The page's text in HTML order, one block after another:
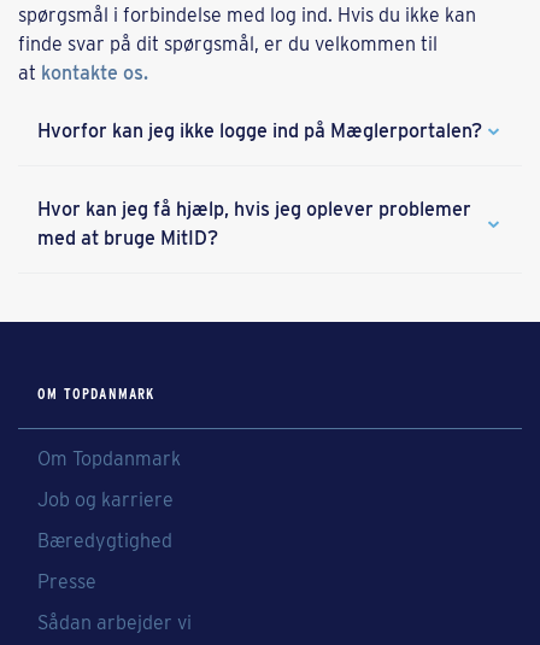
spørgsmål i forbindelse med log ind. Hvis du ikke kan
finde svar på dit spørgsmål, er du velkommen til
at kontakte os.
Hvorfor kan jeg ikke logge ind på Mæglerportalen?
Hvor kan jeg få hjælp, hvis jeg oplever problemer
med at bruge MitID?
OM TOPDANMARK
Om Topdanmark
Job og karriere
Bæredygtighed
Presse
Sådan arbejder vi